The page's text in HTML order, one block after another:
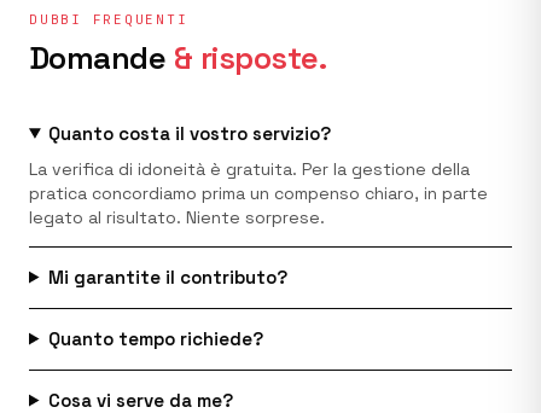
DUBBI FREQUENTI
Domande & risposte.
Quanto costa il vostro servizio?
La verifica di idoneità è gratuita. Per la gestione della
pratica concordiamo prima un compenso chiaro, in parte
legato al risultato. Niente sorprese.
Mi garantite il contributo?
Quanto tempo richiede?
Cosa vi serve da me?